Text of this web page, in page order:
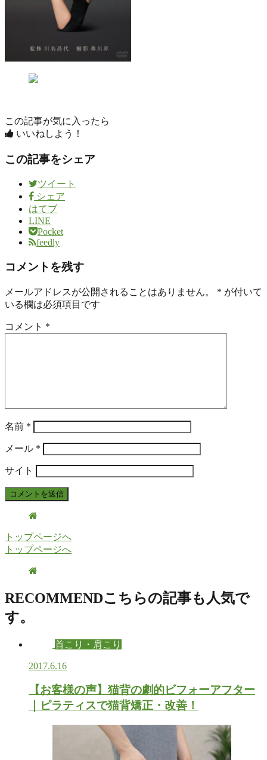
この記事が気に入ったら
いいねしよう！
この記事をシェア
ツイート
シェア
はてブ
LINE
Pocket
feedly
コメントを残す
メールアドレスが公開されることはありません。 * が付いて
いる欄は必須項目です
コメント *
名前 *
メール *
サイト
トップページへ
トップページへ
RECOMMENDこちらの記事も人気で
す。
首こり・肩こり
2017.6.16
【お客様の声】猫背の劇的ビフォーアフター
｜ピラティスで猫背矯正・改善！